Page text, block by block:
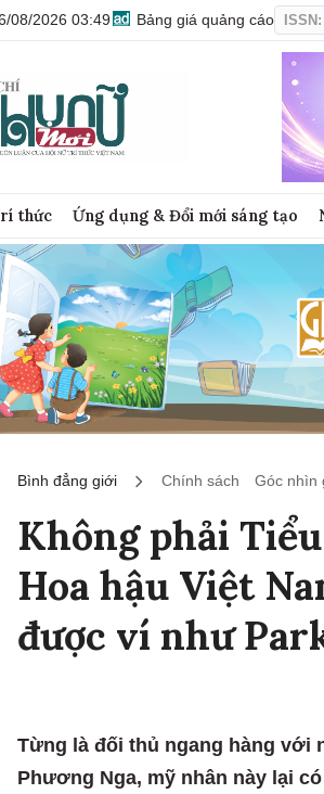
08/2026 03:49 Bảng giá quảng cáo
thức Ứng dụng & Đổi mới sáng tạo
Bình đẳng giới Chính sách Góc nhìn
Không phải
Hoa hậu Việt
được ví như
Từng là đối thủ ngang hàng với
Phương Nga, mỹ nhân này lại